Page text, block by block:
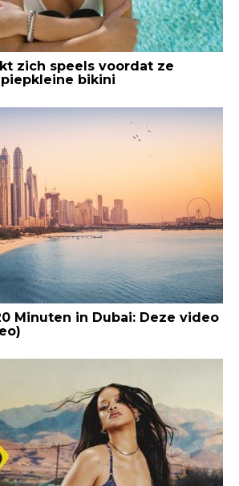
zich speels voordat ze
bikini
Minuten in Dubai: Deze video